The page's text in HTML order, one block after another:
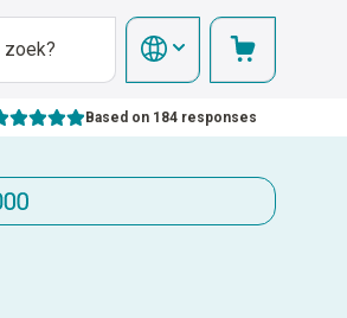
Based on 184 responses